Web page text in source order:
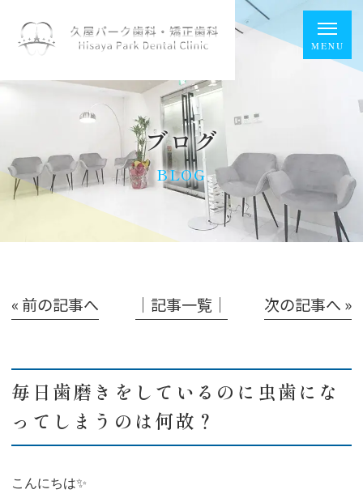
ブログ
BLOG
« 前の記事へ │記事一覧│ 次の記事へ »
毎日歯磨きをしているのに虫歯にな
ってしまうのは何故？
こんにちは✨